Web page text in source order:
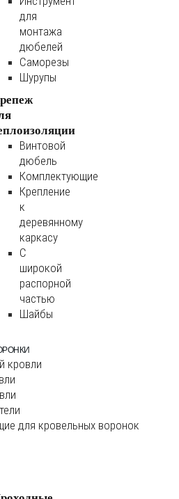
для
монтажа
дюбелей
Саморезы
Шурупы
Винтовой
дюбель
Комплектующие
Крепление
к
деревянному
каркасу
С
широкой
распорной
частью
Шайбы
кровли
для кровельных воронок